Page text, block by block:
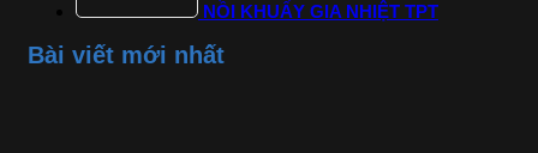
NỒI KHUẤY GIA NHIỆT TPT
Bài viết mới nhất